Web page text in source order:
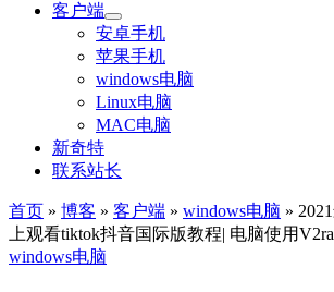
客户端
安卓手机
苹果手机
windows电脑
Linux电脑
MAC电脑
新奇特
联系站长
首页 » 博客 » 客户端 » windows电脑 »
上观看tiktok抖音国际版教程| 电脑使用
windows电脑